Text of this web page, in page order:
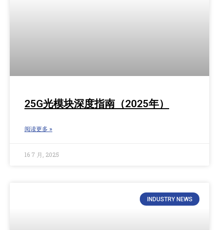
25G光模块深度指南（2025年）
阅读更多 »
16 7 月, 2025
INDUSTRY NEWS